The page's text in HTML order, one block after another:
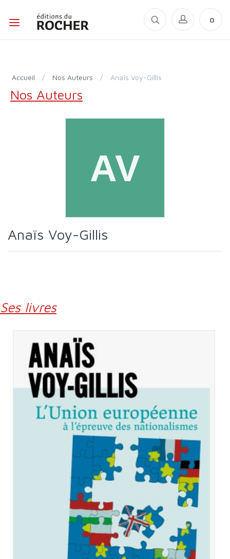
0
Accueil / Nos Auteurs / Anaïs Voy-Gillis
Nos Auteurs
Anaïs Voy-Gillis
Ses livres